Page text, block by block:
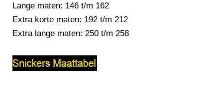
Lange maten: 146 t/m 162
Extra korte maten: 192 t/m 212
Extra lange maten: 250 t/m 258